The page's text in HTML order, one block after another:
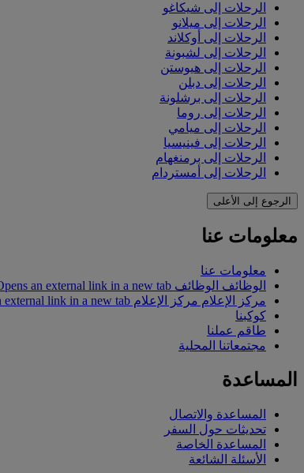
الرحلات إلى شيكاغو
الرحلات إلى ميلانو
الرحلات إلى أوكلاند
الرحلات إلى لشبونة
الرحلات إلى هيوستن
الرحلات إلى دبلن
الرحلات إلى برشلونة
الرحلات إلى روما
الرحلات إلى ميامي
الرحلات إلى فينيسيا
الرحلات إلى برمنغهام
الرحلات إلى أمستردام
الرجوع إلى الأعلى
معلومات عنا
معلومات عنا
الوظائف الوظائف Opens an external link in a new tab
مركز الإعلام مركز الإعلام Opens an external link in a new tab
كوكبنا
طاقم عملنا
مجتمعاتنا المحلية
المساعدة
المساعدة والاتصال
تحديثات حول السفر
المساعدة الخاصة
الأسئلة الشائعة